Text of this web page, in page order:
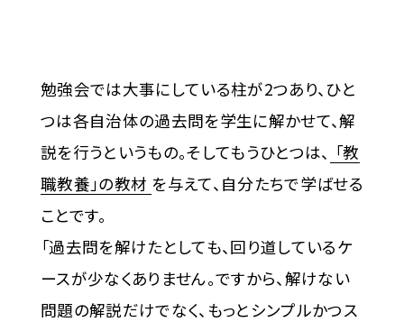
勉強会では大事にしている柱が2つあり、ひと
つは各自治体の過去問を学生に解かせて、解
説を行うというもの。そしてもうひとつは、 「教
職教養」の教材 を与えて、自分たちで学ばせる
ことです。
「過去問を解けたとしても、回り道しているケ
ースが少なくありません。ですから、解けない
問題の解説だけでなく、もっとシンプルかつス